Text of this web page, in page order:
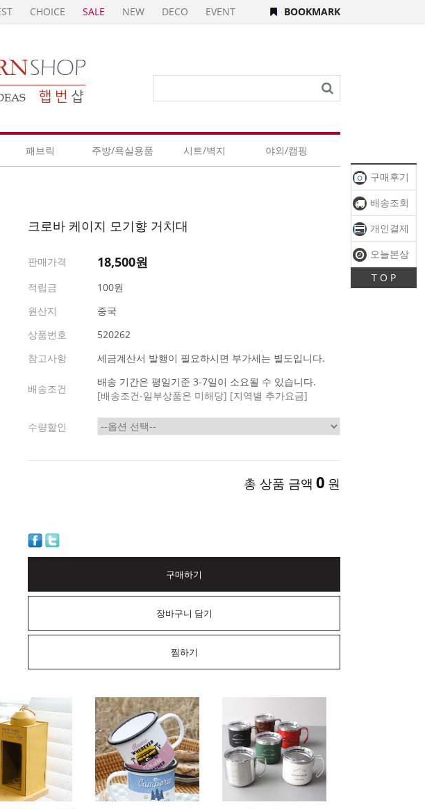
구매후기
배송조회
개인결제
오늘본상
T O P
CHOICE SALE NEW DECO EVENT BOOKMARK
패브릭 주방/욕실용품 시트/벽지 야외/캠핑
크로바 케이지 모기향 거치대
판매가격 18,500원
적립금
100원
원산지
중국
상품번호
520262
참고사항
세금계산서 발행이 필요하시면 부가세는 별도입니다.
배송조건
배송 기간은 평일기준 3-7일이 소요될 수 있습니다.
[배송조건-일부상품은 미해당] [지역별 추가요금]
수량할인
총 상품 금액 0 원
구매하기
장바구니 담기
찜하기